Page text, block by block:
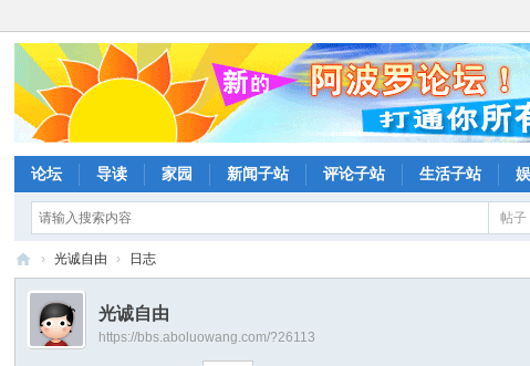
论坛 导读 家园 新闻子站 评论子站 生活子站
帖子
阿
罗
› 光诚自由 › 日志
光诚自由
https://bbs.aboluowang.com/?26113